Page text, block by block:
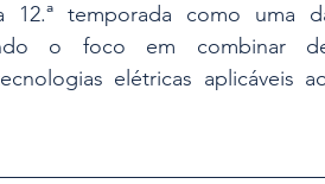
12.ª temporada como uma
o foco em combinar
elétricas aplicáveis